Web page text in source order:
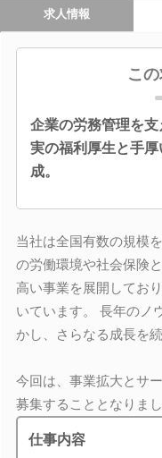
求人情報
こ
企業の労務管理を
実の福利厚生と手
成。
当社は全国有数の規模
の労働環境や社会保険
高い事業を展開してお
いています。 長年のノ
かし、さらなる成長を
今回は、事業拡大とサ
募集することとなりまし
仕事内容